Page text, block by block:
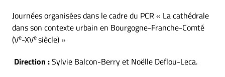
Journées organisées dans le cadre du PCR « La cathédrale
dans son contexte urbain en Bourgogne-Franche-Comté
(Ve-XVesiècle) »
Direction :Sylvie Balcon-Berry et Noëlle Deflou-Leca.